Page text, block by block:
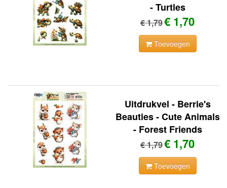
- Turtles
€ 1,79€ 1,70
Toevoegen
Uitdrukvel - Berrie's
Beauties - Cute Animals
- Forest Friends
€ 1,79€ 1,70
Toevoegen